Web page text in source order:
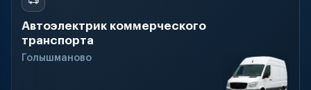
Автоэлектрик коммерческого
транспорта
Голышманово